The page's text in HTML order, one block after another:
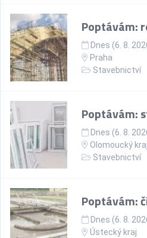
Poptávám:
Dnes (6. 8.
Praha
Stavebnictví
Poptávám:
Dnes (6. 8.
Olomoucký kraj
Stavebnictví
Poptávám:
Dnes (6. 8.
Ústecký kraj